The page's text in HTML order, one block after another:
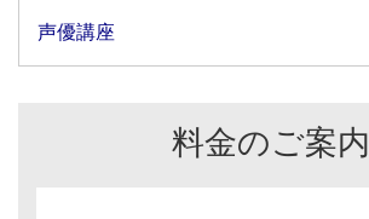
声優講座
料金のご案内